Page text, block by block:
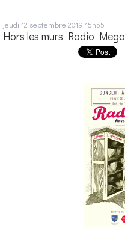
jeudi 12 septembre 2019 15h55
Hors les murs Radio Mega